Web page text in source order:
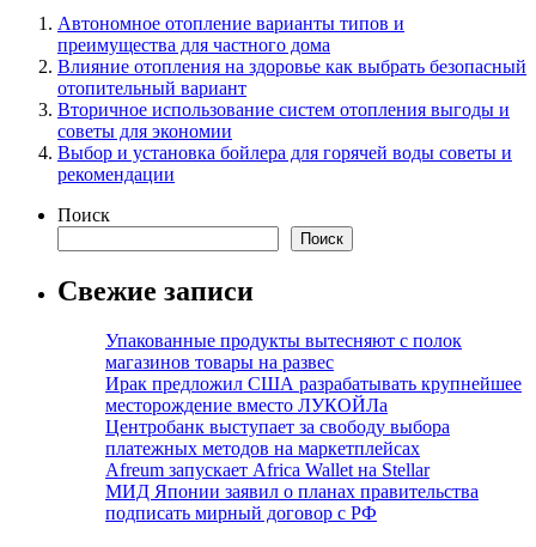
Автономное отопление варианты типов и
преимущества для частного дома
Влияние отопления на здоровье как выбрать безопасный
отопительный вариант
Вторичное использование систем отопления выгоды и
советы для экономии
Выбор и установка бойлера для горячей воды советы и
рекомендации
Поиск
Поиск
Свежие записи
Упакованные продукты вытесняют с полок
магазинов товары на развес
Ирак предложил США разрабатывать крупнейшее
месторождение вместо ЛУКОЙЛа
Центробанк выступает за свободу выбора
платежных методов на маркетплейсах
Afreum запускает Africa Wallet на Stellar
МИД Японии заявил о планах правительства
подписать мирный договор с РФ